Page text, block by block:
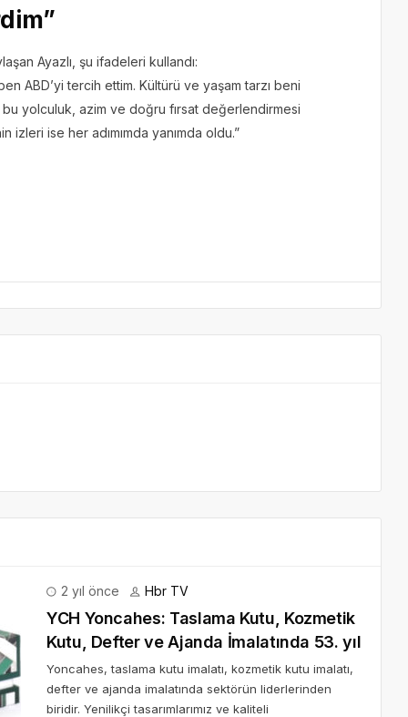
Ayazlı, şu ifadeleri kullandı:
ABD’yi tercih ettim. Kültürü ve yaşam tarzı beni
yolculuk, azim ve doğru fırsat değerlendirmesi
ise her adımımda yanımda oldu.”
2 yıl önce Hbr TV
YCH Yoncahes: Taslama Kutu, Kozmetik
Kutu, Defter ve Ajanda İmalatında 53. yıl
Yoncahes, taslama kutu imalatı, kozmetik kutu imalatı,
defter ve ajanda imalatında sektörün liderlerinden
biridir. Yenilikçi tasarımlarımız ve kaliteli